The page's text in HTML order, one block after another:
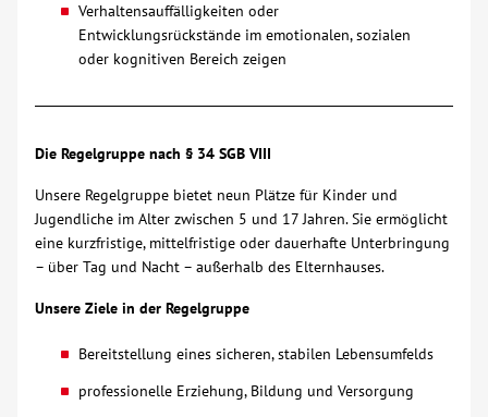
Verhaltensauffälligkeiten oder
Entwicklungsrückstände im emotionalen, sozialen
oder kognitiven Bereich zeigen
Die Regelgruppe nach § 34 SGB VIII
Unsere Regelgruppe bietet neun Plätze für Kinder und
Jugendliche im Alter zwischen 5 und 17 Jahren. Sie ermöglicht
eine kurzfristige, mittelfristige oder dauerhafte Unterbringung
– über Tag und Nacht – außerhalb des Elternhauses.
Unsere Ziele in der Regelgruppe
Bereitstellung eines sicheren, stabilen Lebensumfelds
professionelle Erziehung, Bildung und Versorgung